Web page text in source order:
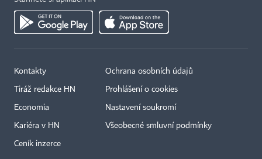
Kontakty
Tiráž redakce HN
Economia
Kariéra v HN
Ceník inzerce
Ochrana osobních údajů
Prohlášení o cookies
Nastavení soukromí
Všeobecné smluvní podmínky